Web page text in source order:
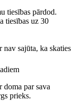
tiesības pārdod.
tiesības uz 30
nav sajūta, ka skaties
doma par sava
prieks.